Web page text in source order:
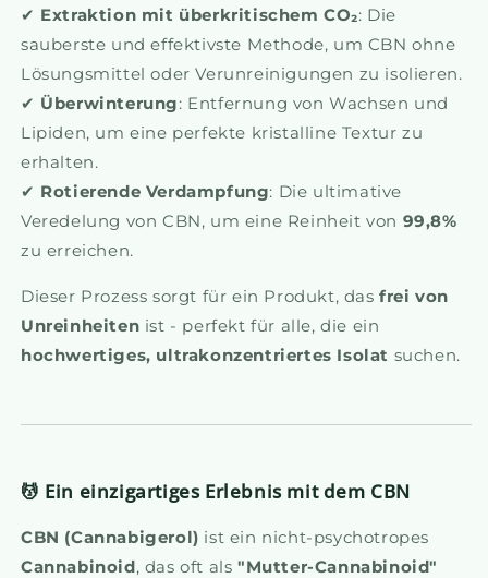
✔ Extraktion mit überkritischem CO₂: Die
sauberste und effektivste Methode, um CBN ohne
Lösungsmittel oder Verunreinigungen zu isolieren.
✔ Überwinterung: Entfernung von Wachsen und
Lipiden, um eine perfekte kristalline Textur zu
erhalten.
✔ Rotierende Verdampfung: Die ultimative
Veredelung von CBN, um eine Reinheit von 99,8%
zu erreichen.
Dieser Prozess sorgt für ein Produkt, dasfrei von
Unreinheiten ist - perfekt für alle, die ein
hochwertiges, ultrakonzentriertes Isolat suchen.
💆 Ein einzigartiges Erlebnis mit dem CBN
CBN (Cannabigerol) ist ein nicht-psychotropes
Cannabinoid, das oft als"Mutter-Cannabinoid"